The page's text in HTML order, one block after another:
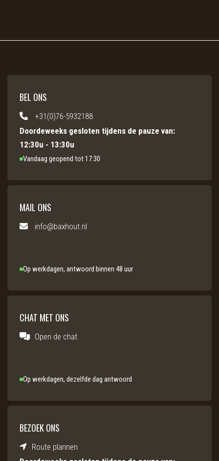
BEL ONS
+31(0)76-5932188
Doordeweeks gesloten tijdens de pauze van:
12:30u - 13:30u
Vandaag geopend tot 17:30
MAIL ONS
info@baxhout.nl
Op werkdagen, antwoord binnen 48 uur
CHAT MET ONS
Open de chat
Op werkdagen, dezelfde dag antwoord
BEZOEK ONS
Route plannen